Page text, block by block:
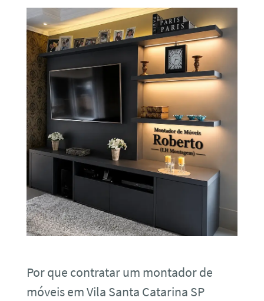
Por que contratar um montador de
móveis em Vila Santa Catarina SP